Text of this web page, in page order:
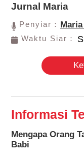
Jurnal Maria
Penyiar：
Waktu Siar：
Informasi
Mengapa Orang
Babi